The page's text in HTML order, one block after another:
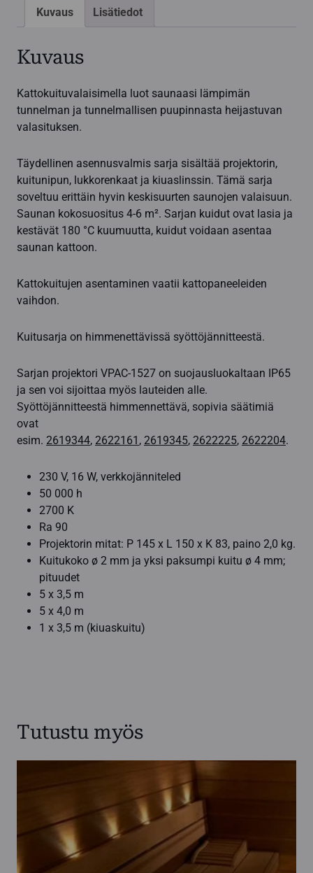
Kuvaus Lisätiedot
Kuvaus
Kattokuituvalaisimella luot saunaasi lämpimän
tunnelman ja tunnelmallisen puupinnasta heijastuvan
valasituksen.
Täydellinen asennusvalmis sarja sisältää projektorin,
kuitunipun, lukkorenkaat ja kiuaslinssin. Tämä sarja
soveltuu erittäin hyvin keskisuurten saunojen valaisuun.
Saunan kokosuositus 4-6 m². Sarjan kuidut ovat lasia ja
kestävät 180 °C kuumuutta, kuidut voidaan asentaa
saunan kattoon.
Kattokuitujen asentaminen vaatii kattopaneeleiden
vaihdon.
Kuitusarja on himmenettävissä syöttöjännitteestä.
Sarjan projektori VPAC-1527 on suojausluokaltaan IP65
ja sen voi sijoittaa myös lauteiden alle.
Syöttöjännitteestä himmennettävä, sopivia säätimiä
ovat
esim. 2619344, 2622161 , 2619345, 2622225, 2622204.
230 V, 16 W, verkkojänniteled
50 000 h
2700 K
Ra 90
Projektorin mitat: P 145 x L 150 x K 83, paino 2,0 kg.
Kuitukoko ø 2 mm ja yksi paksumpi kuitu ø 4 mm;
pituudet
5 x 3,5 m
5 x 4,0 m
1 x 3,5 m (kiuaskuitu)
Tutustu myös